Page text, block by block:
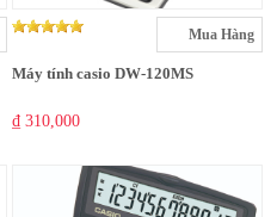
Mua Hàng
Máy tính casio DW-120MS
₫ 310,000